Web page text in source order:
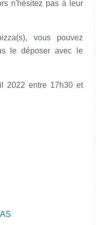
n'hésitez pas à leur
vous pouvez
le déposer avec le
2022 entre 17h30 et